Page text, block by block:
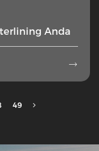
Anda

49